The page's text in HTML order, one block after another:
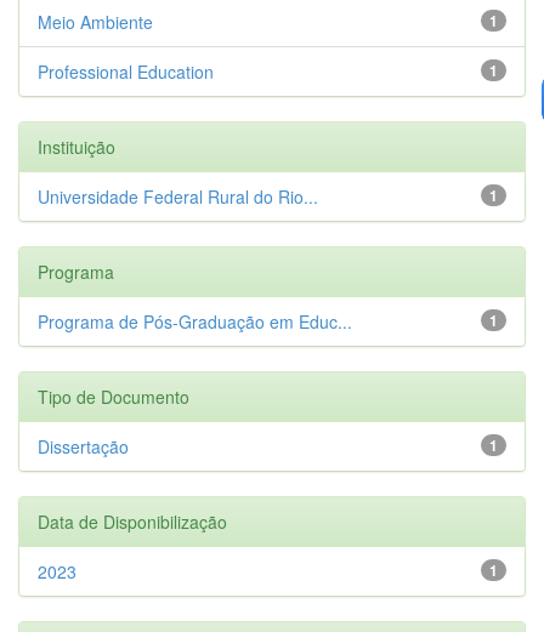
1
Meio Ambiente
1
Professional Education
Instituição
1
Universidade Federal Rural do Rio...
Programa
1
Programa de Pós-Graduação em Educ...
Tipo de Documento
1
Dissertação
Data de Disponibilização
1
2023